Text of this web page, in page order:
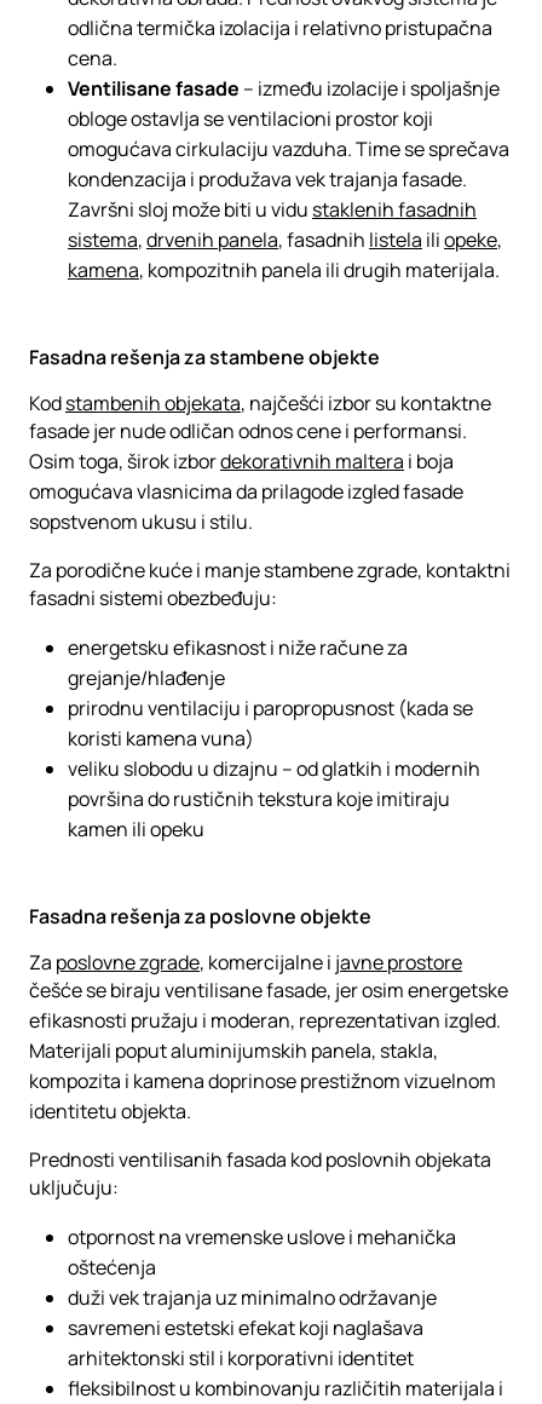
odlična termička izolacija i relativno pristupačna
cena.
Ventilisane fasade – između izolacije i spoljašnje
obloge ostavlja se ventilacioni prostor koji
omogućava cirkulaciju vazduha. Time se sprečava
kondenzacija i produžava vek trajanja fasade.
Završni sloj može biti u vidu staklenih fasadnih
sistema,drvenih panela, fasadnih listela iliopeke,
kamena, kompozitnih panela ili drugih materijala.
Fasadna rešenja za stambene objekte
Kodstambenih objekata, najčešći izbor su kontaktne
fasade jer nude odličan odnos cene i performansi.
Osim toga, širok izbordekorativnih maltera i boja
omogućava vlasnicima da prilagode izgled fasade
sopstvenom ukusu i stilu.
Za porodične kuće i manje stambene zgrade, kontaktni
fasadni sistemi obezbeđuju:
energetsku efikasnost i niže račune za
grejanje/hlađenje
prirodnu ventilaciju i paropropusnost (kada se
koristi kamena vuna)
veliku slobodu u dizajnu – od glatkih i modernih
površina do rustičnih tekstura koje imitiraju
kamen ili opeku
Fasadna rešenja za poslovne objekte
Za poslovne zgrade, komercijalne i javne prostore
češće se biraju ventilisane fasade, jer osim energetske
efikasnosti pružaju i moderan, reprezentativan izgled.
Materijali poput aluminijumskih panela, stakla,
kompozita i kamena doprinose prestižnom vizuelnom
identitetu objekta.
Prednosti ventilisanih fasada kod poslovnih objekata
uključuju:
otpornost na vremenske uslove i mehanička
oštećenja
duži vek trajanja uz minimalno održavanje
savremeni estetski efekat koji naglašava
arhitektonski stil i korporativni identitet
fleksibilnost u kombinovanju različitih materijala i